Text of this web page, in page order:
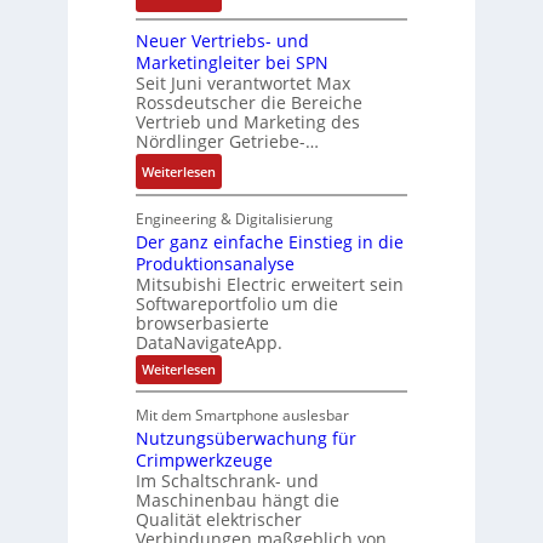
o
s
i
t
i
v
e
M
o
m
e
n
t
a
u
f
n
h
m
e
,
g
i
o
n
a
b
r
i
k
m
t
e
c
h
n
k
G
s
c
h
ä
f
t
s
f
ü
h
r
e
D
a
s
s
a
u
l
t
S
y
s
t
è
m
e
s
:
2
-
E
r
g
Neuer Vertriebs- und
Marketingleiter bei SPN
Seit Juni verantwortet Max
Rossdeutscher die Bereiche
Vertrieb und Marketing des
Nördlinger Getriebe-…
Weiterlesen:
N
e
u
e
r
V
e
r
t
i
e
b
s
-
u
Engineering & Digitalisierung
Der ganz einfache Einstieg in die
Produktionsanalyse
Mitsubishi Electric erweitert sein
Softwareportfolio um die
browserbasierte
DataNavigateApp.
Weiterlesen:
D
r
g
a
n
z
e
i
n
Mit dem Smartphone auslesbar
Nutzungsüberwachung für
Crimpwerkzeuge
Im Schaltschrank- und
Maschinenbau hängt die
Qualität elektrischer